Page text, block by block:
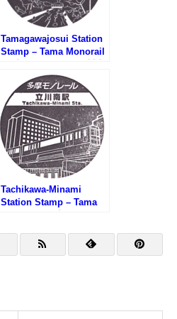
Tamagawajosui Station
Stamp – Tama Monorail
水駅のスタンプ)
Tachikawa-Minami
Station Stamp – Tama